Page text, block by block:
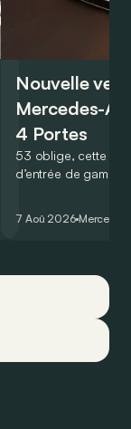
Nouvelle
Mercedes-
4 Portes
53 oblige, cette
d’entrée de
moins…
7 Aoû 2026 Mercedes